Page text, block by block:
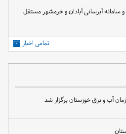
آبرسانی آبادان و خرمشهر مستقل
تمامی اخبار
آب و برق خوزستان برگزار شد